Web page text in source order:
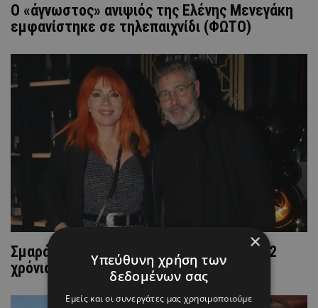
Ο «άγνωστος» ανιψιός της Ελένης Μενεγάκη
εμφανίστηκε σε τηλεπαιχνίδι (ΦΩΤΟ)
Σμαράγδα Καρύδη: Η αλήθεια πίσω από 22
χρόνια σχέσης με τον Θοδωρή Αθερίδη
×
Υπεύθυνη χρήση των
δεδομένων σας
Εμείς και οι συνεργάτες μας χρησιμοποιούμε